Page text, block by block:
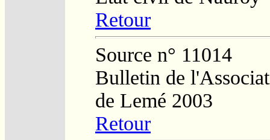
Retour
Source n° 11014
Bulletin de
de Lemé 2003
Retour